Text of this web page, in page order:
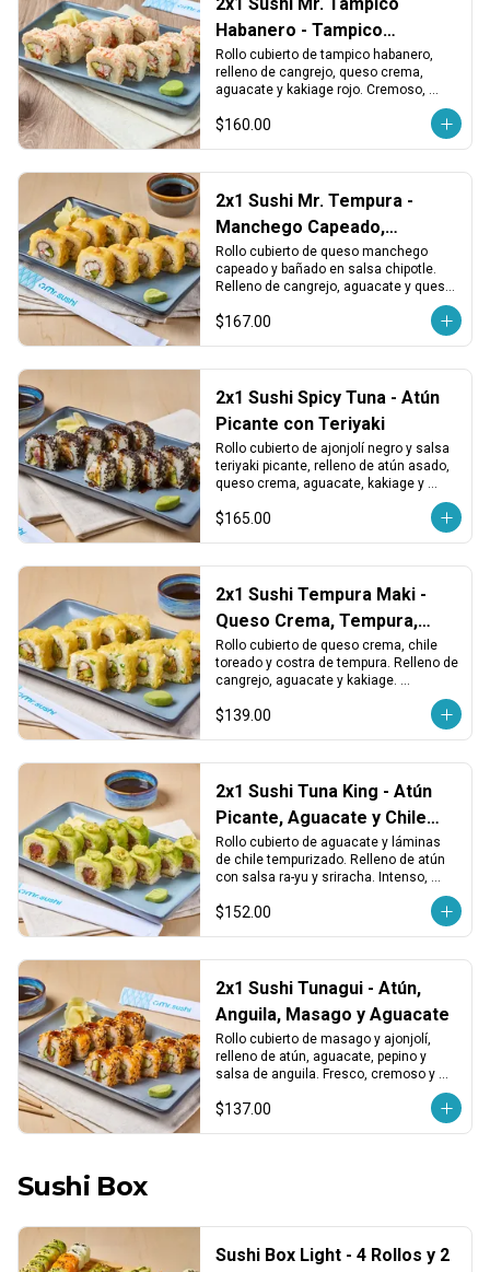
Habanero - Tampico
Picante, Cangrejo y Queso
Rollo cubierto de tampico habanero,
relleno de cangrejo, queso crema,
aguacate y kakiage rojo. Cremoso,
crujiente.
$160.00
2x1 Sushi Mr. Tempura -
Manchego Capeado,
Cangrejo y Chipotle
Rollo cubierto de queso manchego
capeado y bañado en salsa chipotle.
Relleno de cangrejo, aguacate y queso
crema. Cremoso, crujiente y con toque
ahumado.
$167.00
2x1 Sushi Spicy Tuna - Atún
Picante con Teriyaki
Rollo cubierto de ajonjolí negro y salsa
teriyaki picante, relleno de atún asado,
queso crema, aguacate, kakiage y
con buen picor.
$165.00
2x1 Sushi Tempura Maki -
Queso Crema, Tempura,
Cangrejo y Chile
Rollo cubierto de queso crema, chile
toreado y costra de tempura. Relleno de
cangrejo, aguacate y kakiage.
picante.
$139.00
2x1 Sushi Tuna King - Atún
Picante, Aguacate y Chile
Tempura
Rollo cubierto de aguacate y láminas
de chile tempurizado. Relleno de atún
con salsa ra-yu y sriracha. Intenso,
$152.00
2x1 Sushi Tunagui - Atún,
Anguila, Masago y Aguacate
Rollo cubierto de masago y ajonjolí,
relleno de atún, aguacate, pepino y
salsa de anguila. Fresco, cremoso y
$137.00
Sushi Box
Sushi Box Light - 4 Rollos y 2